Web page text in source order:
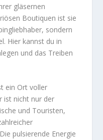
gläsernen
Boutiquen ist sie
sondern
Hier kannst du in
und das Treiben
ein Ort voller
ist nicht nur der
und Touristen,
pulsierende Energie